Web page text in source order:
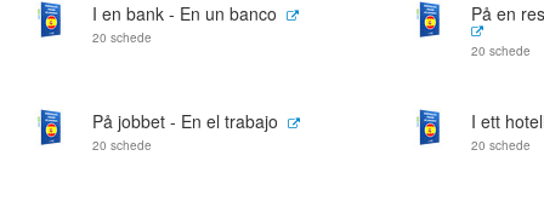
I en bank - En un banco
20 schede
På en
20 schede
På jobbet - En el trabajo
20 schede
I ett
20 schede